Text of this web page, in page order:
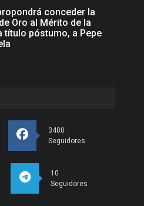
conceder la
Oro al Mérito de la
título póstumo, a Pepe
3400
Seguidores
10
Seguidores